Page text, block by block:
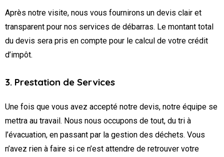
Après notre visite, nous vous fournirons un devis clair et
transparent pour nos services de débarras. Le montant total
du devis sera pris en compte pour le calcul de votre crédit
d’impôt.
3. Prestation de Services
Une fois que vous avez accepté notre devis, notre équipe se
mettra au travail. Nous nous occupons de tout, du tri à
l’évacuation, en passant par la gestion des déchets. Vous
n’avez rien à faire si ce n’est attendre de retrouver votre